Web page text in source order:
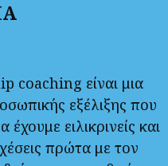
coaching είναι μια
εξέλιξης που
έχουμε ειλικρινείς και
πρώτα με τον